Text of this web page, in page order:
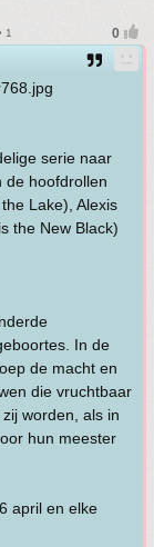
1
serie naar
de hoofdrollen
Lake), Alexis
the New Black)
In de
de macht en
die vruchtbaar
worden, als in
hun meester
april en elke